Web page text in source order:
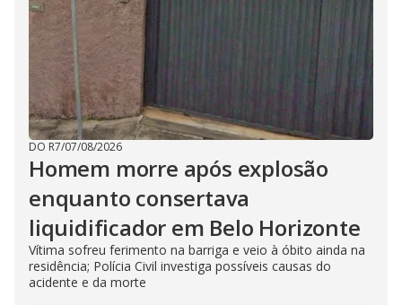
DO R7/07/08/2026
Homem morre após explosão
enquanto consertava
liquidificador em Belo Horizonte
Vítima sofreu ferimento na barriga e veio à óbito ainda na
residência; Polícia Civil investiga possíveis causas do
acidente e da morte